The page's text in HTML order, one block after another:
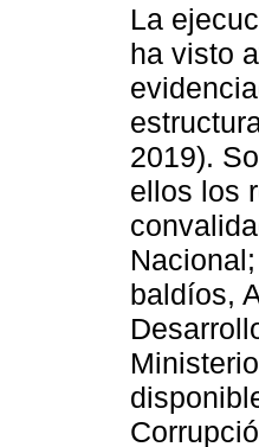
La
ha visto
2019).
ellos los
baldíos,